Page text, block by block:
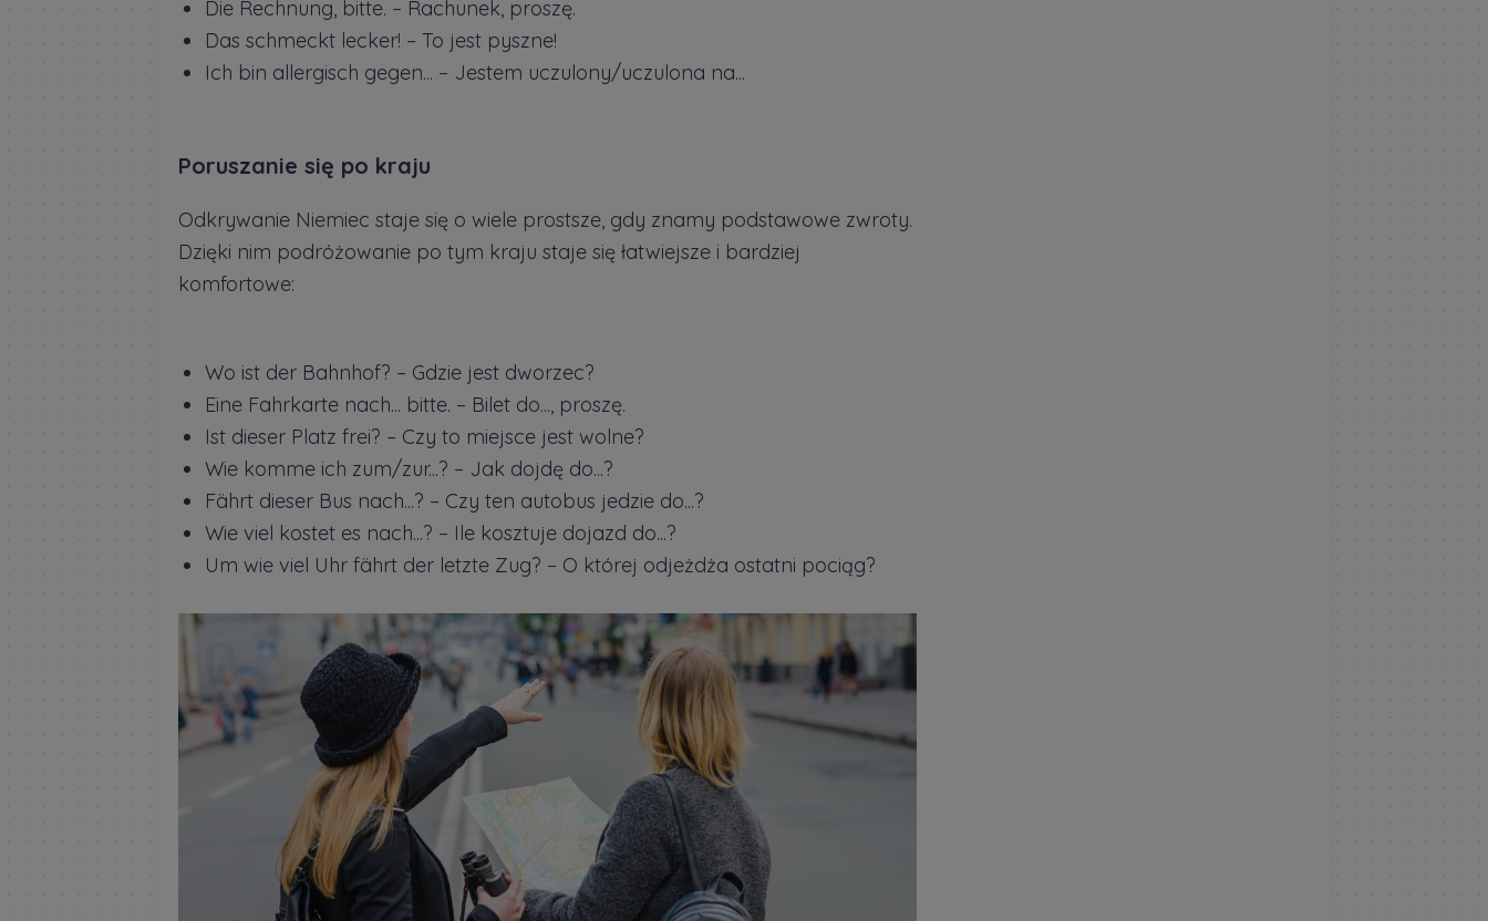
Die Rechnung, bitte. – Rachunek, proszę.
Das schmeckt lecker! – To jest pyszne!
Ich bin allergisch gegen... – Jestem uczulony/uczulona na...
Poruszanie się po kraju
Odkrywanie Niemiec staje się o wiele prostsze, gdy znamy podstawowe zwroty.
Dzięki nim podróżowanie po tym kraju staje się łatwiejsze i bardziej
komfortowe:
Wo ist der Bahnhof? – Gdzie jest dworzec?
Eine Fahrkarte nach... bitte. – Bilet do..., proszę.
Ist dieser Platz frei? – Czy to miejsce jest wolne?
Wie komme ich zum/zur...? – Jak dojdę do...?
Fährt dieser Bus nach...? – Czy ten autobus jedzie do...?
Wie viel kostet es nach...? – Ile kosztuje dojazd do...?
Um wie viel Uhr fährt der letzte Zug? – O której odjeżdża ostatni pociąg?